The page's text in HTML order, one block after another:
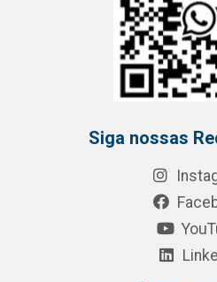
Siga nossas